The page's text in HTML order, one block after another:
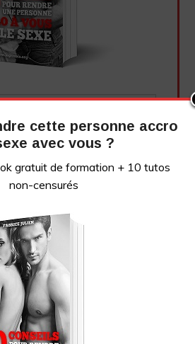
GRIVOIS
cette personne accro
avec vous ?
gratuit de formation + 10 tutos
non-censurés